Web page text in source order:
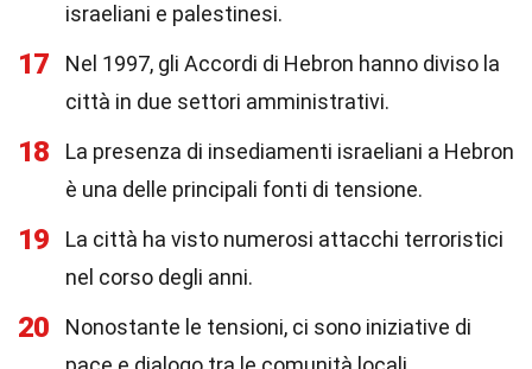
israeliani e palestinesi.
17
Nel 1997, gli Accordi di Hebron hanno diviso la
città in due settori amministrativi.
18
La presenza di insediamenti israeliani a Hebron
è una delle principali fonti di tensione.
19
La città ha visto numerosi attacchi terroristici
nel corso degli anni.
20
Nonostante le tensioni, ci sono iniziative di